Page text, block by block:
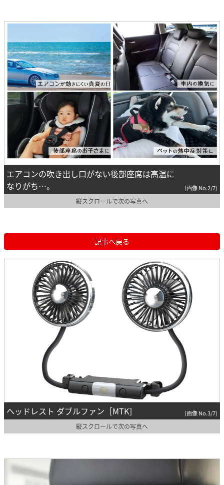
エアコンの吹き出し口がない後部座席は高温に
なりがち…。
(画像 No.2/7)
縦スクロールで次の写真へ
記事へ戻る
ヘッドレスト ダブルファン［MTK］ (画像 No.3/7)
縦スクロールで次の写真へ